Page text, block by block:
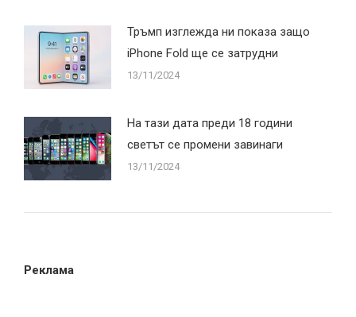
Тръмп изглежда ни показа защо
iPhone Fold ще се затрудни
13/11/2024
На тази дата преди 18 години
светът се промени завинаги
13/11/2024
Реклама